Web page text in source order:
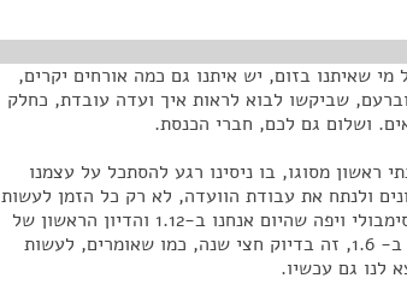
שאיתנו בזום, יש איתנו גם כמה אורחים יקרים,
שביקשו לבוא לראות איך ועדה עובדת, כחלק
ושלום גם לכם, חברי הכנסת.
ראשון מסוגו, בו ניסינו רגע להסתכל על עצמנו
ולנתח את עבודת הוועדה, לא רק כל הזמן לעשות
עוד ועוד דיונים. יצא לנו, באופן סימבולי ויפה שהיום אנחנו ב-1.12 והדיון הראשון של
הוועדה מאז שנבחתי לתפקיד היה ב- 1.6, זה בדיוק חצי שנה, כמו שאומרים, לעשות
לנו גם עכשיו.